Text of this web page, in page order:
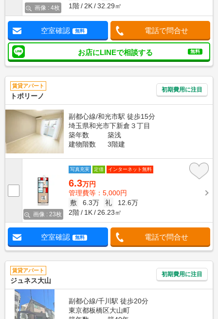
画像 : 4枚
1階
2K 32.29㎡
空室確認 無料 電話で問合せ
お店にLINEで相談する 無料
賃貸アパート
トポリーノ
初期費用に注目
副都心線/和光市駅 徒歩15分
埼玉県和光市下新倉３丁目
築年数
築浅
建物階数
3階建
画像 : 23枚
写真充実 定借 インターネット無料
6.3万円
管理費等：5,000円
敷
6.3万 礼
12.6万
2階
1K 26.23㎡
空室確認 無料 電話で問合せ
賃貸アパート
ジュネス大山
初期費用に注目
副都心線/千川駅 徒歩20分
東京都板橋区大山町